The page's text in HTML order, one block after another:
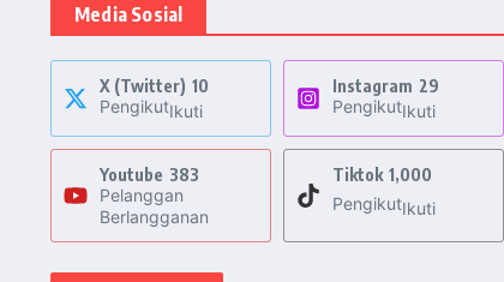
Media Sosial
X (Twitter) 10
PengikutIkuti
Instagram 29
PengikutIkuti
Youtube 383
Pelanggan
Berlangganan
Tiktok 1,000
PengikutIkuti